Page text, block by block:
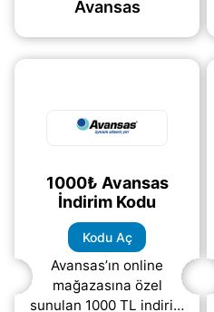
temizlik ürünlerine,
Avansas
1000₺ Avansas
İndirim Kodu
Kodu Aç
Avansas’ın online
mağazasına özel
sunulan 1000 TL indirim